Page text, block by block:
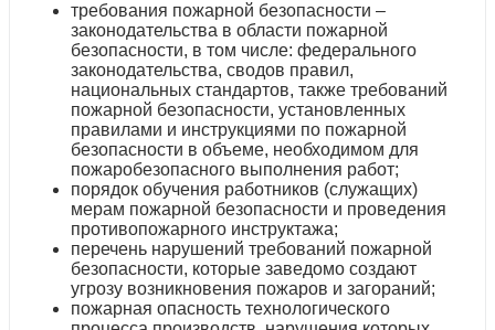
требования пожарной безопасности –
законодательства в области пожарной
безопасности, в том числе: федерального
законодательства, сводов правил,
национальных стандартов, также требований
пожарной безопасности, установленных
правилами и инструкциями по пожарной
безопасности в объеме, необходимом для
пожаробезопасного выполнения работ;
порядок обучения работников (служащих)
мерам пожарной безопасности и проведения
противопожарного инструктажа;
перечень нарушений требований пожарной
безопасности, которые заведомо создают
угрозу возникновения пожаров и загораний;
пожарная опасность технологического